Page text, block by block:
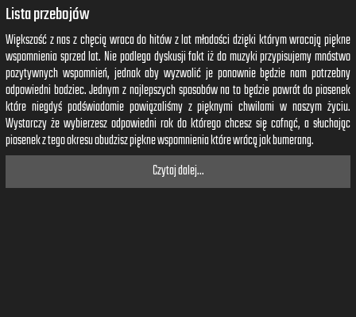
Lista przebojów
Większość z nas z chęcią wraca do hitów z lat młodości dzięki którym wracają piękne
wspomnienia sprzed lat. Nie podlega dyskusji fakt iż do muzyki przypisujemy mnóstwo
pozytywnych wspomnień, jednak aby wyzwolić je ponownie będzie nam potrzebny
odpowiedni bodziec. Jednym z najlepszych sposobów na to będzie powrót do piosenek
które niegdyś podświadomie powiązaliśmy z pięknymi chwilami w naszym życiu.
Wystarczy że wybierzesz odpowiedni rok do którego chcesz się cofnąć, a słuchając
piosenek z tego okresu obudzisz piękne wspomnienia które wrócą jak bumerang.
Czytaj dalej...